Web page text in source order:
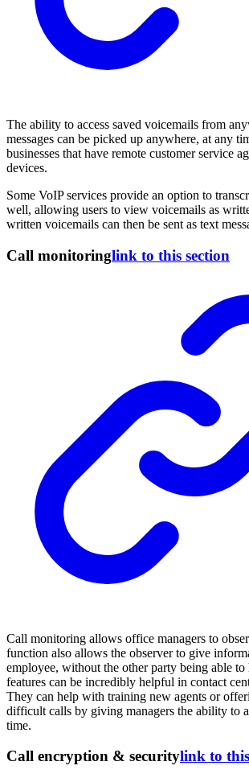
The ability to access saved voicemails from
messages can be picked up anywhere, at any
businesses that have remote customer service
devices.
Some VoIP services provide an option to
well, allowing users to view voicemails as
written voicemails can then be sent as text
Call monitoringlink to this section
Call monitoring allows office managers to
function also allows the observer to give
employee, without the other party being able to
features can be incredibly helpful in contact
They can help with training new agents or
difficult calls by giving managers the ability to
time.
Call encryption & securitylink to